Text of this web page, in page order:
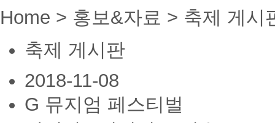
Home > 홍보&자료 > 축제 게시
축제 게시판
2018-11-08
G 뮤지엄 페스티벌